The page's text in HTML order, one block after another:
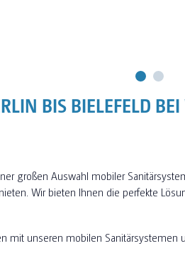
BIS BIELEFELD
großen Auswahl mobiler
Wir bieten Ihnen die perfekte
mit unseren mobilen Sanitärsystemen